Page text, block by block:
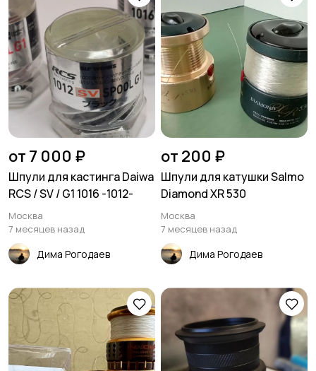
от 7 000 ₽
Шпули для кастинга Daiwa
RCS / SV / G1 1016 -1012-
Москва
7 месяцев назад
Дима Рогодаев
от 200 ₽
Шпули для катушки Salmo
Diamond XR 530
Москва
7 месяцев назад
Дима Рогодаев